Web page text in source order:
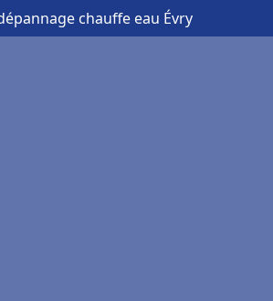
chauffe eau Évry